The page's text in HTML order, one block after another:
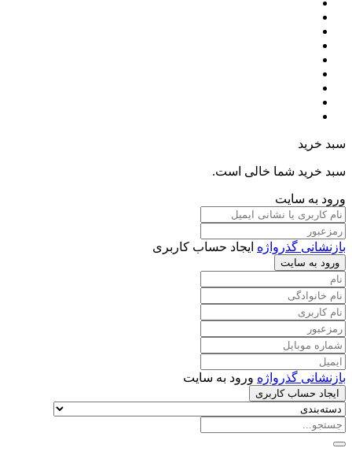
سبد خرید
سبد خرید شما خالی است.
ورود به سایت
بازنشانی گذرواژه ایجاد حساب کاربری
ورود به سایت
بازنشانی گذرواژه ورود به سایت
ایجاد حساب کاربری